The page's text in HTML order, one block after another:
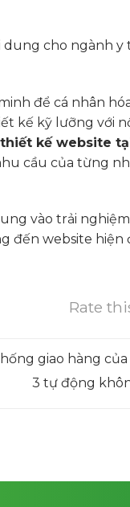
cho ngành y
để cá nhân
kế kỹ lưỡng với
kế website
cầu của từng
vào trải
đến website hiện
Rate
giao hàng
3 tự động